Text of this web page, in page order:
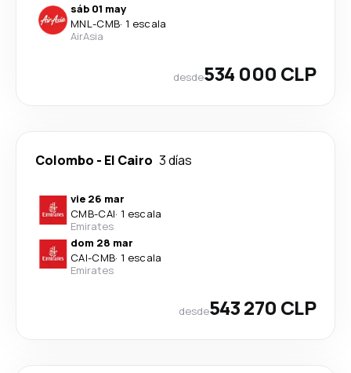
sáb 01 may
MNL-CMB· 1 escala
AirAsia
desde534 000 CLP
Colombo - El Cairo 3 días
vie 26 mar
CMB-CAI· 1 escala
Emirates
dom 28 mar
CAI-CMB· 1 escala
Emirates
desde543 270 CLP